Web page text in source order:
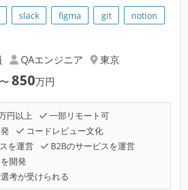
slack figma git
notion
QAエンジニア
東京
〜 850万円
円以上
一部リモート可
コードレビュー文化
を運営
B2Bのサービスを運営
開発
考が受けられる